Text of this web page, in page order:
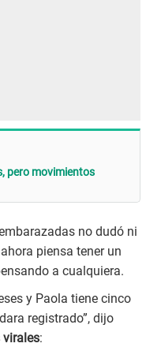
pero movimientos
no dudó ni
piensa tener un
a cualquiera.
y Paola tiene cinco
registrado”, dijo
virales: